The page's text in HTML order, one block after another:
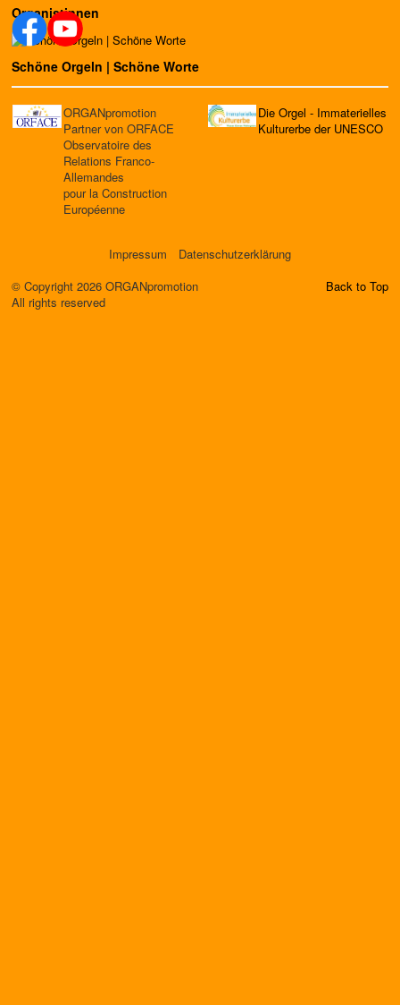
Organistinnen
Schöne Orgeln | Schöne Worte
ORGANpromotion
Partner von ORFACE
Observatoire des
Relations Franco-
Allemandes
pour la Construction
Européenne
Die Orgel - Immaterielles
Kulturerbe der UNESCO
Impressum
Datenschutzerklärung
© Copyright 2026 ORGANpromotion
All rights reserved
Back to Top